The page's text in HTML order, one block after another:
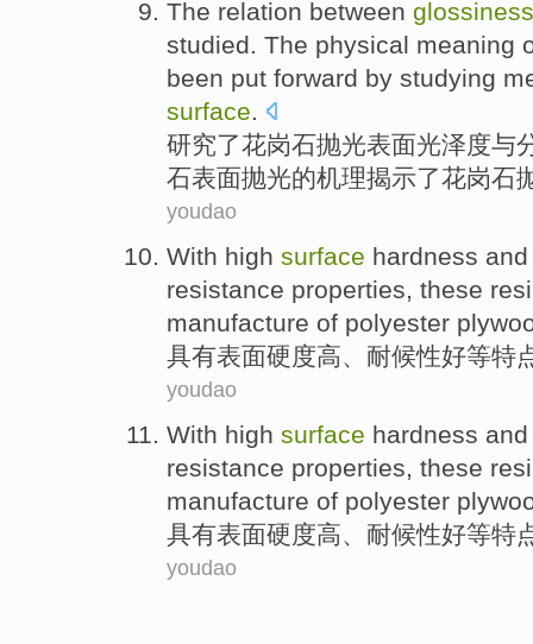
The relation between glossiness
studied. The physical meaning
been put forward by studying
surface.
研究了花岗石抛光表面光泽度与
石表面抛光的机理揭示了花岗石
youdao
With high surface hardness
resistance properties, these
manufacture of polyester
具有表面硬度高、 耐候性好等特
youdao
With high surface hardness
resistance properties, these
manufacture of polyester
具有表面硬度高、 耐候性好等特
youdao